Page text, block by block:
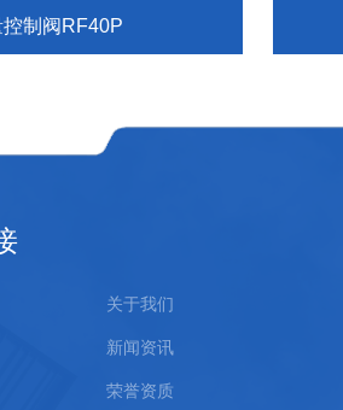
制阀RF40P
关于我们
新闻资讯
荣誉资质